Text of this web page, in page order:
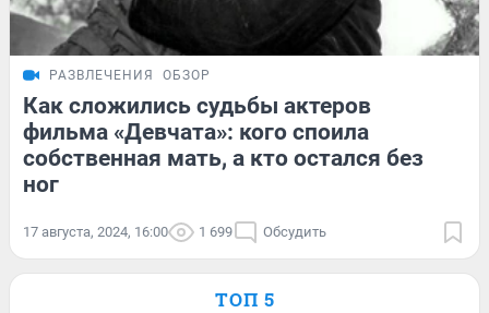
РАЗВЛЕЧЕНИЯ ОБЗОР
Как сложились судьбы актеров
фильма «Девчата»: кого споила
собственная мать, а кто остался без
ног
17 августа, 2024, 16:00 1 699 Обсудить
ТОП 5